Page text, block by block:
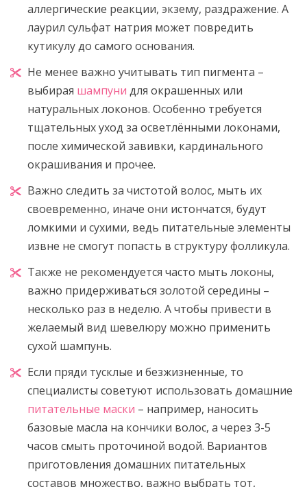
аллергические реакции, экзему, раздражение. А
лаурил сульфат натрия может повредить
кутикулу до самого основания.
Не менее важно учитывать тип пигмента –
выбирая шампуни для окрашенных или
натуральных локонов. Особенно требуется
тщательных уход за осветлёнными локонами,
после химической завивки, кардинального
окрашивания и прочее.
Важно следить за чистотой волос, мыть их
своевременно, иначе они истончатся, будут
ломкими и сухими, ведь питательные элементы
извне не смогут попасть в структуру фолликула.
Также не рекомендуется часто мыть локоны,
важно придерживаться золотой середины –
несколько раз в неделю. А чтобы привести в
желаемый вид шевелюру можно применить
сухой шампунь.
Если пряди тусклые и безжизненные, то
специалисты советуют использовать домашние
питательные маски – например, наносить
базовые масла на кончики волос, а через 3-5
часов смыть проточиной водой. Вариантов
приготовления домашних питательных
составов множество, важно выбрать тот,